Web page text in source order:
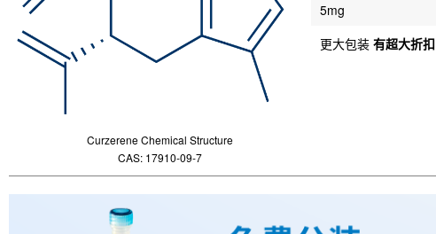
Curzerene Chemical Structure
CAS: 17910-09-7
5mg
更大包装 有超大折扣